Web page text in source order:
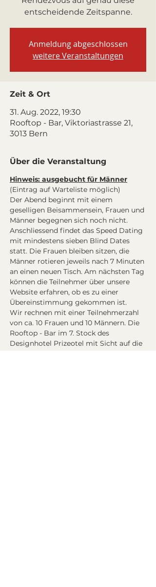
entscheidende Zeitspanne.
Anmeldung abgeschlossen
weitere Veranstaltungen
Zeit & Ort
31. Aug. 2022, 19:30
Rooftop - Bar, Viktoriastrasse 21,
3013 Bern
Über die Veranstaltung
Hinweis: ausgebucht für Männer
(Eintrag auf Warteliste möglich)
Der Abend beginnt mit einem
geselligen Beisammensein, Frauen und
Männer begegnen sich noch nicht.
Anschliessend findet das Speed Dating
mit mindestens sieben Blind Dates
statt. Die Frauen bleiben sitzen, die
Männer rotieren jeweils nach 7 Minuten
an einen neuen Tisch. Am nächsten Tag
können die Teilnehmer über unsere
Website erfahren, ob es zu einer
Übereinstimmung gekommen ist.
Wir rechnen mit einer Teilnehmerzahl
von ca. 10 Frauen und 10 Männern. Die
Rooftop - Bar im 7. Stock des
Designhotel Prizeotel mit Sicht auf die